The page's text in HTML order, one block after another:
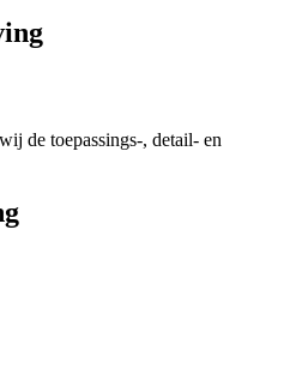
de toepassings-, detail- en